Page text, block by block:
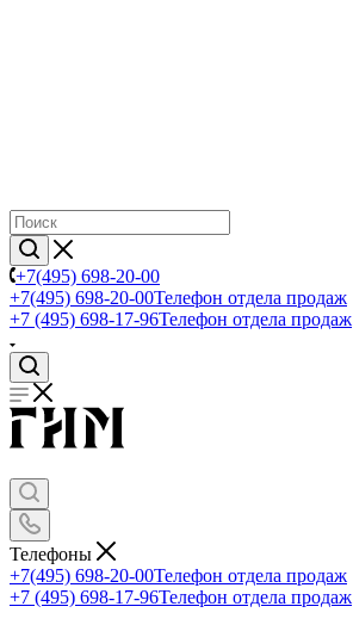
+7(495) 698-20-00
+7(495) 698-20-00Телефон отдела продаж
+7 (495) 698-17-96Телефон отдела продаж
Телефоны
+7(495) 698-20-00Телефон отдела продаж
+7 (495) 698-17-96Телефон отдела продаж